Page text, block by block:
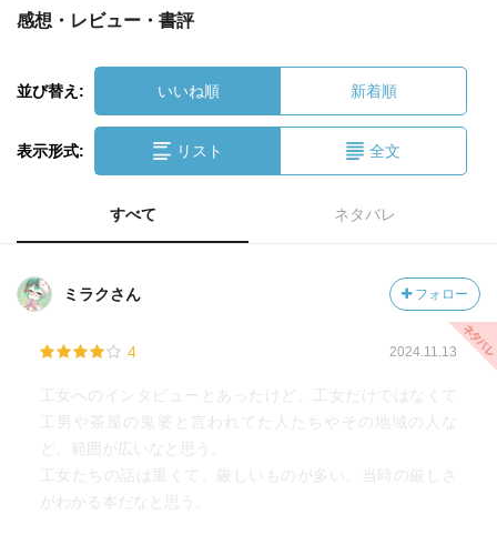
感想・レビュー・書評
並び替え: いいね順 新着順
表示形式: リスト 全文
すべて ネタバレ
ミラクさん フォロー
4 2024.11.13
工女へのインタビューとあったけど、工女だけではなくて
工男や茶屋の鬼婆と言われてた人たちやその地域の人な
ど、範囲が広いなと思う。
工女たちの話は重くて、厳しいものが多い。当時の厳しさ
がわかる本だなと思う。